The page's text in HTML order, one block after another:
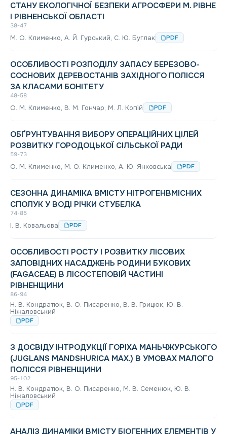
СТАНУ ЕКОЛОГІЧНОЇ БЕЗПЕКИ АГРОСФЕРИ М. РІВНЕ
І РІВНЕНСЬКОЇ ОБЛАСТІ
38-47
M. O. Клименко, А. Й. Гурський, С. Ю. Буглак PDF
ОСОБЛИВОСТІ РОЗПОДІЛУ ЗАПАСУ БЕРЕЗОВО-
СОСНОВИХ ДЕРЕВОСТАНІВ ЗАХІДНОГО ПОЛІССЯ
ЗА КЛАСАМИ БОНІТЕТУ
48-58
O. M. Клименко, В. М. Гончар, М. Л. Копій PDF
ОБҐРУНТУВАННЯ ВИБОРУ ОПЕРАЦІЙНИХ ЦІЛЕЙ
РОЗВИТКУ ГОРОДОЦЬКОЇ СІЛЬСЬКОЇ РАДИ
59-73
O. M. Клименко, М. О. Клименко, А. Ю. Янковська PDF
СЕЗОННА ДИНАМІКА ВМІСТУ НІТРОГЕНВМІСНИХ
СПОЛУК У ВОДІ РІЧКИ СТУБЕЛКА
74-85
І. В. Ковальова PDF
ОСОБЛИВОСТІ РОСТУ І РОЗВИТКУ ЛІСОВИХ
ЗАПОВІДНИХ НАСАДЖЕНЬ РОДИНИ БУКОВИХ
(FAGACEAE) В ЛІСОСТЕПОВІЙ ЧАСТИНІ
РІВНЕНЩИНИ
86-94
Н. В. Кондратюк, В. О. Писаренко, В. В. Грицюк, Ю. В.
Ніжаловський
PDF
З ДОСВІДУ ІНТРОДУКЦІЇ ГОРІХА МАНЬЧЖУРСЬКОГО
(JUGLANS MANDSHURICA MAX.) В УМОВАХ МАЛОГО
ПОЛІССЯ РІВНЕНЩИНИ
95-102
Н. В. Кондратюк, В. О. Писаренко, М. В. Семенюк, Ю. В.
Ніжаловський
PDF
АНАЛІЗ ДИНАМІКИ ВМІСТУ БІОГЕННИХ ЕЛЕМЕНТІВ У